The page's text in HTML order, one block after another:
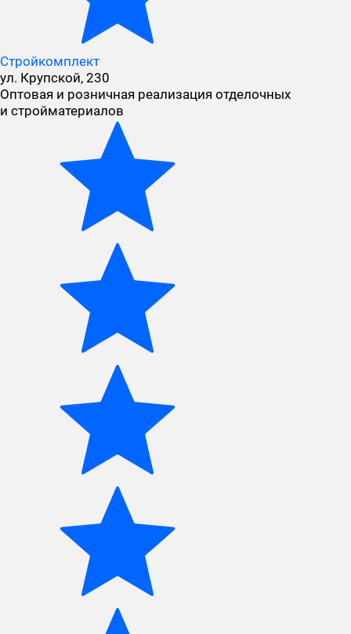
Стройкомплект
ул. Крупской, 230
Оптовая и розничная реализация отделочных
и стройматериалов